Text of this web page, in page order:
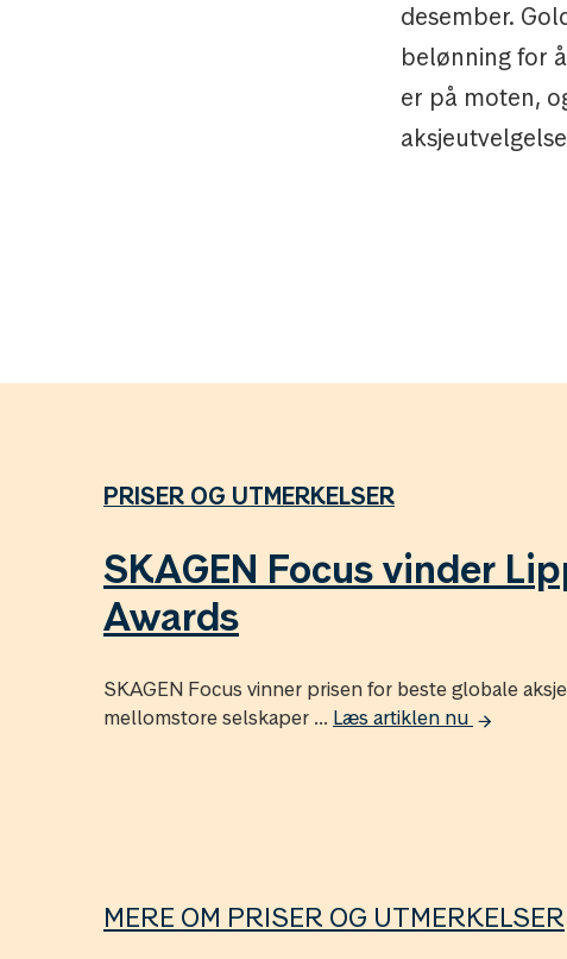
desember.
belønning for
er på moten,
PRISER OG UTMERKELSER
SKAGEN Focus vinder
Awards
SKAGEN Focus vinner prisen for beste globale
mellomstore selskaper ... Læs artiklen nu
MERE OM PRISER OG UTMERKELSER